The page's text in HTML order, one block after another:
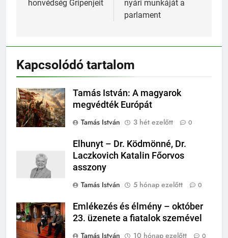
honvédség Gripenjeit
nyári munkáját a
parlament
Kapcsolódó tartalom
Tamás István: A magyarok
megvédték Európát
Tamás István
3 hét ezelőtt 0
Elhunyt – Dr. Ködmönné, Dr.
Laczkovich Katalin Főorvos
asszony
Tamás István
5 hónap ezelőtt 0
Emlékezés és élmény – október
23. üzenete a fiatalok szemével
Tamás István
10 hónap ezelőtt 0